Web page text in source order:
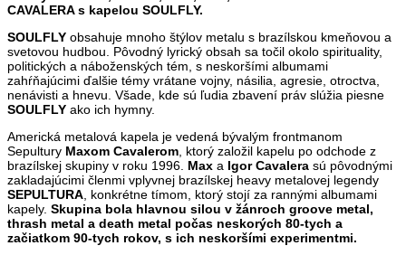
CAVALERA s kapelou SOULFLY.
SOULFLY obsahuje mnoho štýlov metalu s brazílskou kmeňovou a
svetovou hudbou. Pôvodný lyrický obsah sa točil okolo spirituality,
politických a náboženských tém, s neskoršími albumami
zahŕňajúcimi ďalšie témy vrátane vojny, násilia, agresie, otroctva,
nenávisti a hnevu. Všade, kde sú ľudia zbavení práv slúžia piesne
SOULFLY ako ich hymny.
Americká metalová kapela je vedená bývalým frontmanom
Sepultury Maxom Cavalerom , ktorý založil kapelu po odchode z
brazílskej skupiny v roku 1996. Max a Igor Cavalera sú pôvodnými
zakladajúcimi členmi vplyvnej brazílskej heavy metalovej legendy
SEPULTURA , konkrétne tímom, ktorý stojí za rannými albumami
kapely. Skupina bola hlavnou silou v žánroch groove metal,
thrash metal a death metal počas neskorých 80-tych a
začiatkom 90-tych rokov, s ich neskoršími experimentmi.